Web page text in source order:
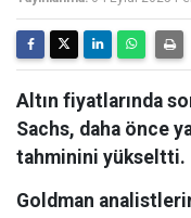
Altın fiyatlarında
Sachs, daha önce
tahminini yükseltti.
Goldman